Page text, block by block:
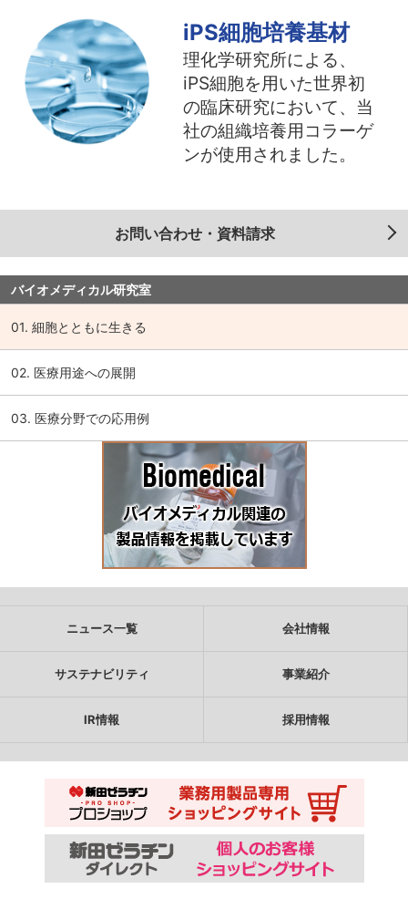
バイオメディカル研究室
01. 細胞とともに生きる
02. 医療用途への展開
03. 医療分野での応用例
iPS細胞培養基材
理化学研究所による、
iPS細胞を用いた世界初
の臨床研究において、当
社の組織培養用コラーゲ
ンが使用されました。
お問い合わせ・資料請求
ニュース一覧 会社情報
サステナビリティ 事業紹介
IR情報 採用情報